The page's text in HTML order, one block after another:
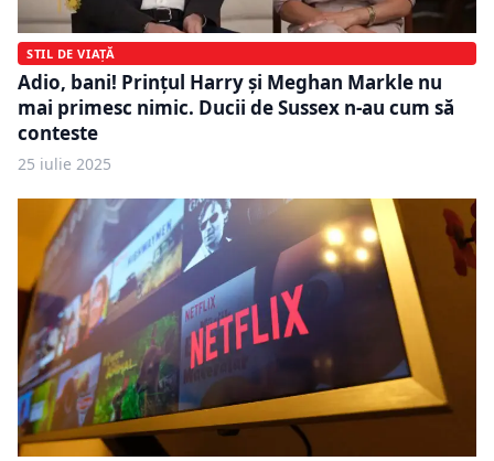
STIL DE VIAȚĂ
Adio, bani! Prințul Harry și Meghan Markle nu
mai primesc nimic. Ducii de Sussex n-au cum să
conteste
25 iulie 2025